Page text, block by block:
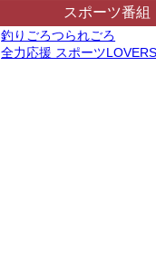
スポーツ番組
釣りごろつられごろ
全力応援 スポーツLOVERS